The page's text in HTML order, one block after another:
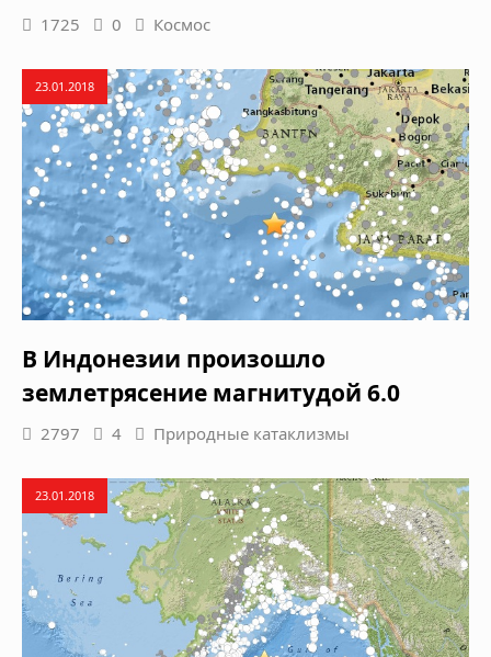
1725 0 Космос
23.01.2018
В Индонезии произошло
землетрясение магнитудой 6.0
2797 4 Природные катаклизмы
23.01.2018